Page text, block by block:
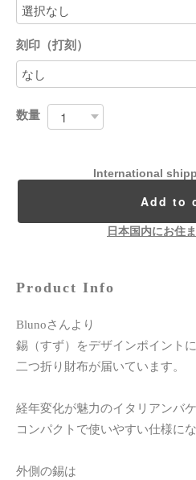
刻印（打刻）
数量
International
Add to
日本国内にお住
Product Info
Blunoさんより
錫（すず）をデザインポイント
二つ折り財布が届いています。
経年変化が魅力のイタリアンバ
コンパクトで使いやすい仕様にな
外側の錫は